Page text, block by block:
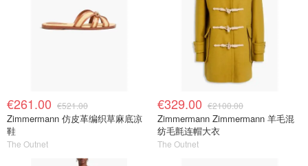
€261.00 €521.00
Zimmermann 仿皮革编织草麻底凉
鞋
The Outnet
€329.00 €2100.00
Zimmermann Zimmermann 羊毛混
纺毛氈连帽大衣
The Outnet